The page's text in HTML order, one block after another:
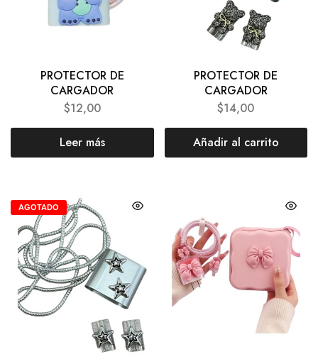
PROTECTOR DE
CARGADOR
$12,00
Leer más
PROTECTOR DE
CARGADOR
$14,00
Añadir al carrito
AGOTADO